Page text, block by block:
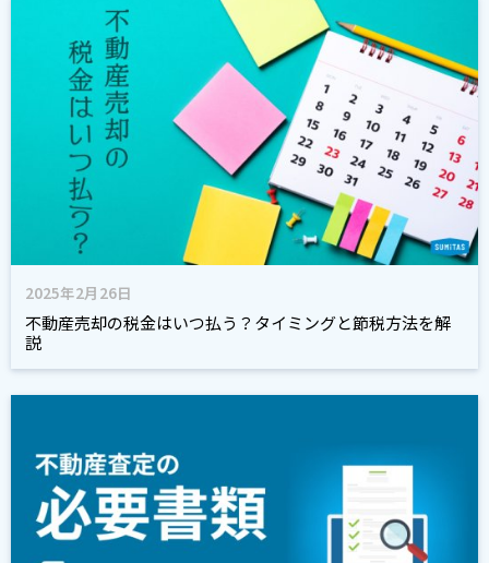
2025年2月26日
不動産売却の税金はいつ払う？タイミングと節税方法を解
説